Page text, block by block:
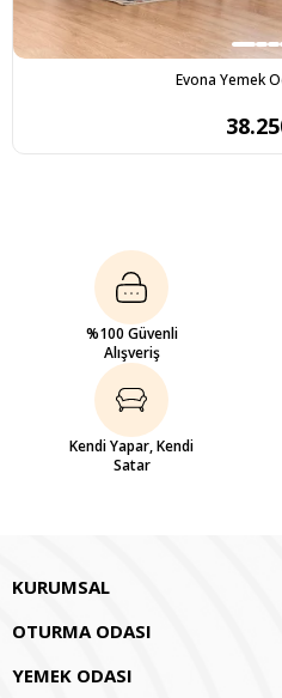
Evona Yemek
%100 Güvenli
Alışveriş
Kendi Yapar, Kendi
Satar
KURUMSAL
OTURMA ODASI
YEMEK ODASI